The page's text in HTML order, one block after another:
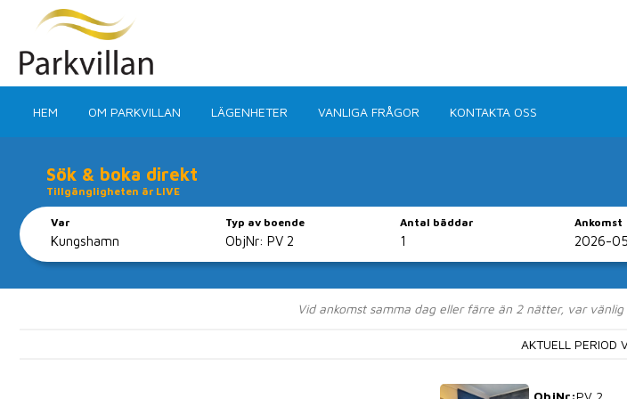
HEM OM PARKVILLAN LÄGENHETER VANLIGA FRÅGOR KONTAKTA OSS
Sök & boka direkt
Tillgängligheten är LIVE
Var Typ av boende Antal bäddar Ankomst
Centrala lägenheter i
En minuts promenad till Kungshamns
Vid ankomst samma dag eller färre än 2 nätter, var
AKTUELL PERIOD
ObjNr:PV 2